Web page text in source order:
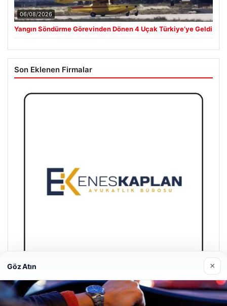
06/08/2026
Yangın Söndürme Görevinden Dönen 4 Uçak Türkiye’ye Geldi
Son Eklenen Firmalar
Enes Kaplan Avukatlık Bürosu
28/04/2026
Göz Atın ×